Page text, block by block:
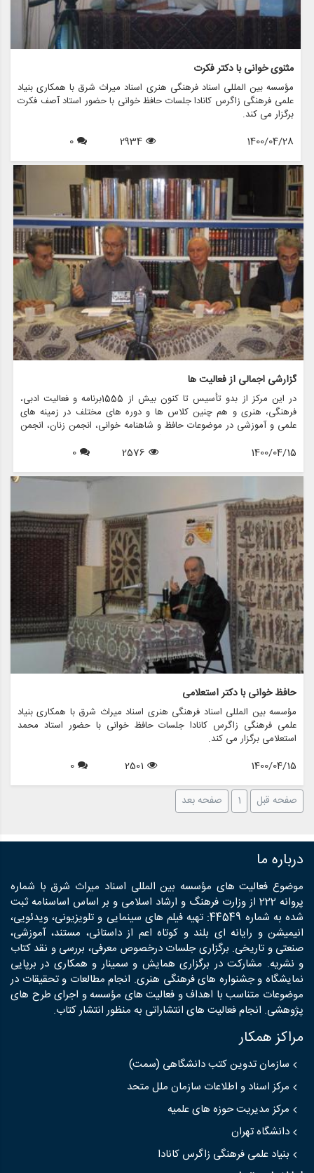
مثنوی خوانی با دکتر فکرت
مؤسسه بین المللی اسناد فرهنگی هنری اسناد میراث شرق با همکاری بنیاد
علمی فرهنگی زاگرس کانادا جلسات حافظ خوانی با حضور استاد آصف فکرت
برگزار می کند.
1400/04/28
2934
0
گزارشی اجمالی از فعالیت ها
در این مرکز از بدو تأسیس تا کنون بیش از 1555برنامه و فعالیت ادبی،
فرهنگی، هنری و هم چنین کلاس ها و دوره های مختلف در زمینه های
علمی و آموزشی در موضوعات حافظ و شاهنامه خوانی، انجمن زنان، انجمن
البلاغه و… به اجرا درآمده است.
1400/04/15
2576
0
حافظ خوانی با دکتر استعلامی
مؤسسه بین المللی اسناد فرهنگی هنری اسناد میراث شرق با همکاری بنیاد
علمی فرهنگی زاگرس کانادا جلسات حافظ خوانی با حضور استاد محمد
استعلامی برگزار می کند.
1400/04/15
2501
0
صفحه قبل 1 صفحه بعد
درباره ما
موضوع فعالیت های مؤسسه بین المللی اسناد میراث شرق با شماره
پروانه 222 از وزارت فرهنگ و ارشاد اسلامی و بر اساس اساسنامه ثبت
شده به شماره 44549: تهیه فیلم های سینمایی و تلویزیونی، ویدئویی،
انیمیشن و رایانه ای بلند و کوتاه اعم از داستانی، مستند، آموزشی،
صنعتی و تاریخی. برگزاری جلسات درخصوص معرفی، بررسی و نقد کتاب
و نشریه. مشارکت در برگزاری همایش و سمینار و همکاری در برپایی
نمایشگاه و جشنواره های فرهنگی هنری. انجام مطالعات و تحقیقات در
موضوعات متناسب با اهداف و فعالیت های مؤسسه و اجرای طرح های
پژوهشی. انجام فعالیت های انتشاراتی به منظور انتشار کتاب.
مراکز همکار
سازمان تدوین کتب دانشگاهی (سمت)
مرکز اسناد و اطلاعات سازمان ملل متحد
مرکز مدیریت حوزه های علمیه
دانشگاه تهران
بنیاد علمی فرهنگی زاگرس کانادا